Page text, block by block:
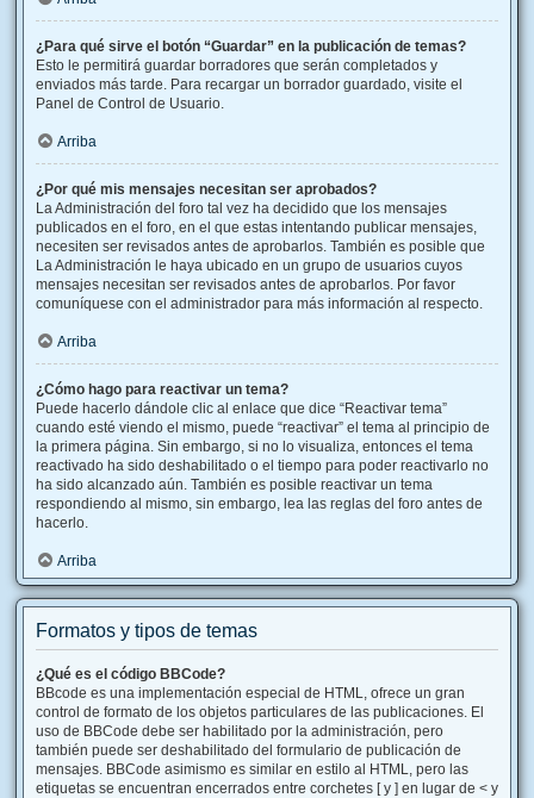
¿Para qué sirve el botón “Guardar” en la publicación de temas?
Esto le permitirá guardar borradores que serán completados y
enviados más tarde. Para recargar un borrador guardado, visite el
Panel de Control de Usuario.
Arriba
¿Por qué mis mensajes necesitan ser aprobados?
La Administración del foro tal vez ha decidido que los mensajes
publicados en el foro, en el que estas intentando publicar mensajes,
necesiten ser revisados antes de aprobarlos. También es posible que
La Administración le haya ubicado en un grupo de usuarios cuyos
mensajes necesitan ser revisados antes de aprobarlos. Por favor
comuníquese con el administrador para más información al respecto.
Arriba
¿Cómo hago para reactivar un tema?
Puede hacerlo dándole clic al enlace que dice “Reactivar tema”
cuando esté viendo el mismo, puede “reactivar” el tema al principio de
la primera página. Sin embargo, si no lo visualiza, entonces el tema
reactivado ha sido deshabilitado o el tiempo para poder reactivarlo no
ha sido alcanzado aún. También es posible reactivar un tema
respondiendo al mismo, sin embargo, lea las reglas del foro antes de
hacerlo.
Arriba
Formatos y tipos de temas
¿Qué es el código BBCode?
BBcode es una implementación especial de HTML, ofrece un gran
control de formato de los objetos particulares de las publicaciones. El
uso de BBCode debe ser habilitado por la administración, pero
también puede ser deshabilitado del formulario de publicación de
mensajes. BBCode asimismo es similar en estilo al HTML, pero las
etiquetas se encuentran encerrados entre corchetes [ y ] en lugar de < y